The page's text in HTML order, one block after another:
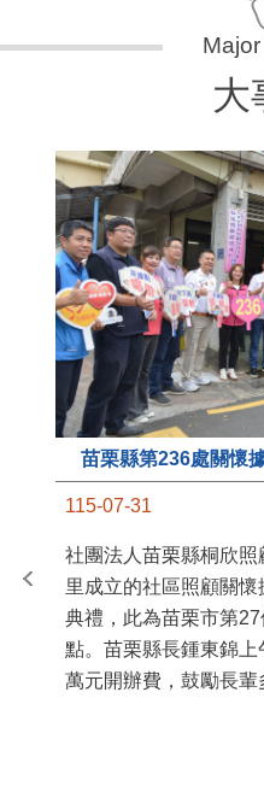
大
苗栗縣第236處關懷
115-07-31
社團法人苗栗縣桐欣
里成立的社區照顧關
典禮，此為苗栗市第
點。苗栗縣長鍾東錦
萬元開辦費，鼓勵長